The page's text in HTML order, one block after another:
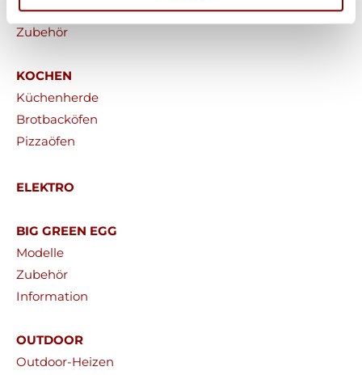
Saunaöfen
Zubehör
KOCHEN
Küchenherde
Brotbacköfen
Pizzaöfen
ELEKTRO
BIG GREEN EGG
Modelle
Zubehör
Information
OUTDOOR
Outdoor-Heizen